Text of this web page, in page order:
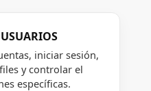
iniciar sesión,
y controlar el
específicas.